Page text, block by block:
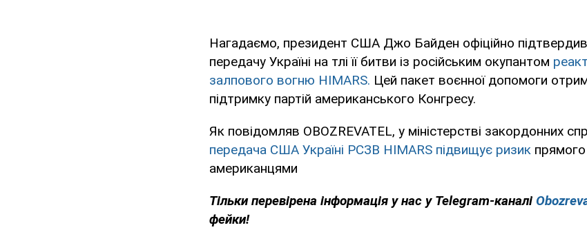
Нагадаємо, президент США Джо Байден офіційно
передачу Україні на тлі її битви із російським окупантом
залпового вогню HIMARS. Цей пакет воєнної допомоги
підтримку партій американського Конгресу.
Як повідомляв OBOZREVATEL, у міністерстві закордонних
передача США Україні РСЗВ HIMARS підвищує ризик прямого
американцями
Тільки перевірена інформація у нас у Telegram-каналі
фейки!